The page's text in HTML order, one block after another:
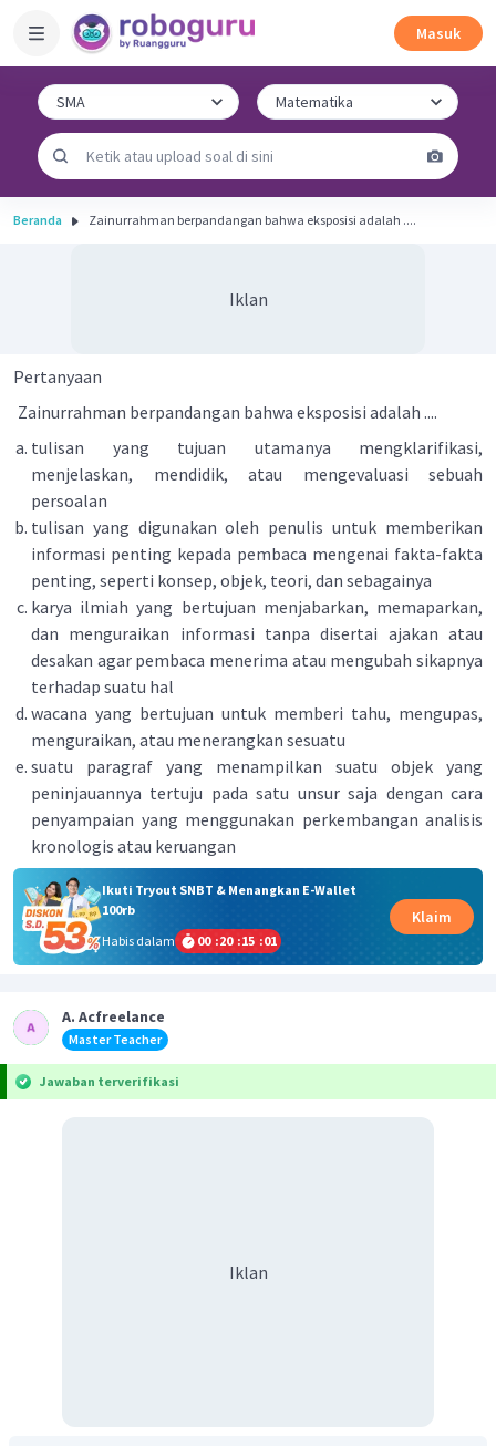
Masuk
Beranda Zainurrahman berpandangan bahwa eksposisi adalah ....
Iklan
Pertanyaan
Zainurrahman berpandangan bahwa eksposisi adalah ....
tulisan yang tujuan utamanya mengklarifikasi,
menjelaskan, mendidik, atau mengevaluasi sebuah
persoalan
tulisan yang digunakan oleh penulis untuk memberikan
informasi penting kepada pembaca mengenai fakta-fakta
penting, seperti konsep, objek, teori, dan sebagainya
karya ilmiah yang bertujuan menjabarkan, memaparkan,
dan menguraikan informasi tanpa disertai ajakan atau
desakan agar pembaca menerima atau mengubah sikapnya
terhadap suatu hal
wacana yang bertujuan untuk memberi tahu, mengupas,
menguraikan, atau menerangkan sesuatu
suatu paragraf yang menampilkan suatu objek yang
peninjauannya tertuju pada satu unsur saja dengan cara
penyampaian yang menggunakan perkembangan analisis
kronologis atau keruangan
Ikuti Tryout SNBT & Menangkan E-Wallet
100rb
Habis dalam
00 :20 :15 :01
Klaim
A. Acfreelance
Master Teacher
Jawaban terverifikasi
Iklan